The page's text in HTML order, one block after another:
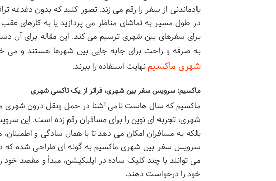
یادماندنی از سفر را رقم می زند. تصور کنید که بدون
در طول مسیر به تماشای مناظر می پردازید یا به کارهای
برای سفرهای بین شهری ترسیم می کند. این مقاله برای آن
به صرفه و راحت برای جابه جایی بین شهرها هستند و می
شهری ماکسیمنهایت استفاده را ببرند.
ماکسیم: سرویس سفر بین شهری، فراتر از یک تاکسی شهری
ماکسیم که سال هاست نامی آشنا در حمل ونقل درون شهری
شهری، تجربه ای نوین را برای مسافران رقم زده است. این
بلکه به مسافران امکان می دهد تا با همان سادگی و
سرویس سفر بین شهری ماکسیم به گونه ای طراحی شده که
می توانند با چند کلیک ساده در اپلیکیشن، مبدأ و مقصد
خود را درخواست دهند.